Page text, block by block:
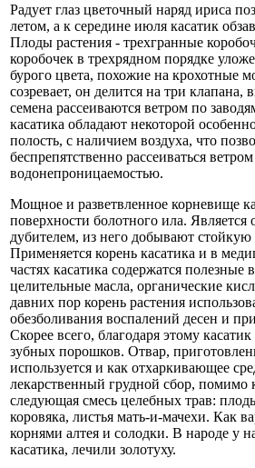
Радует глаз цветочный наряд ириса
летом, а к середине июля касатик
Плоды растения - трехгранные
коробочек в трехрядном порядке
бурого цвета, похожие на крохотные
созревает, он делится на три
семена рассеиваются ветром по
касатика обладают некоторой
полость, с наличием воздуха, что
беспрепятственно рассеиваться
водонепроницаемостью.
Мощное и разветвленное корневище
поверхности болотного ила.
дубителем, из него добывают стойкую
Применяется корень касатика и в
частях касатика содержатся полезные
целительные масла, органические
давних пор корень растения
обезболивания воспалений десен и
Скорее всего, благодаря этому касатик
зубных порошков. Отвар,
используется и как отхаркивающее
лекарственный грудной сбор, помимо
следующая смесь целебных трав:
коровяка, листья мать-и-мачехи. Как
корнями алтея и солодки. В народе у
касатика, лечили золотуху.